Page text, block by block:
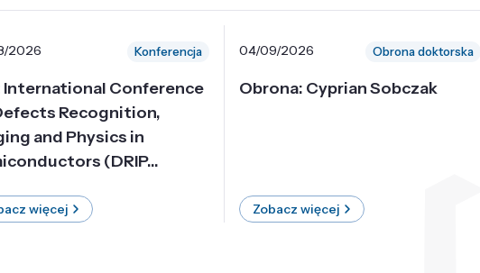
2026 Konferencja
International Conference
Recognition,
and Physics in
(DRIP...
więcej
04/09/2026 Obrona doktorska
Obrona: Cyprian Sobczak
Zobacz więcej